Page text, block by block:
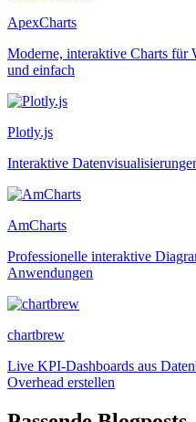
ApexCharts
Moderne, interaktive Charts für
und einfach
Plotly.js
Interaktive
AmCharts
Professionelle interaktive
Anwendungen
chartbrew
Live KPI-Dashboards aus
Overhead erstellen